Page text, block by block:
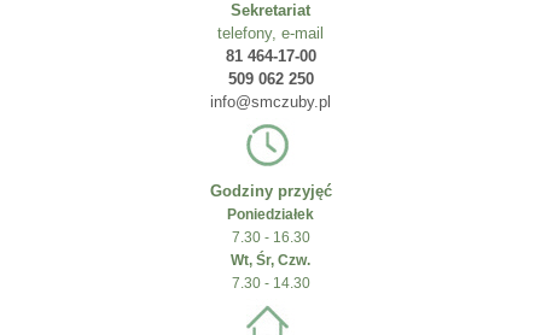
Sekretariat
telefony, e-mail
81 464-17-00
509 062 250
info@smczuby.pl
Godziny przyjęć
Poniedziałek
7.30 - 16.30
Wt, Śr, Czw.
7.30 - 14.30